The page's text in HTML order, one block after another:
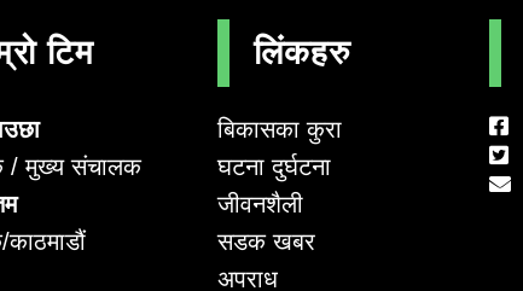
टिम
/ मुख्य संचालक
लिंकहरु
बिकासका कुरा
घटना दुर्घटना
जीवनशैली
सडक खबर
अपराध